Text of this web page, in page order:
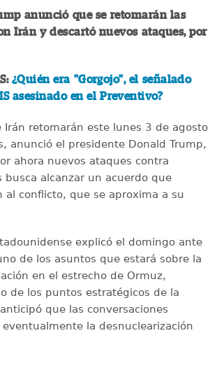
anunció que se retomarán las
Irán y descartó nuevos ataques, por
¿Quién era "Gorgojo", el señalado
asesinado en el Preventivo?
Irán retomarán este lunes 3 de agosto
anunció el presidente Donald Trump,
ahora nuevos ataques contra
busca alcanzar un acuerdo que
al conflicto, que se aproxima a su
explicó el domingo ante
de los asuntos que estará sobre la
en el estrecho de Ormuz,
de los puntos estratégicos de la
que las conversaciones
la desnuclearización